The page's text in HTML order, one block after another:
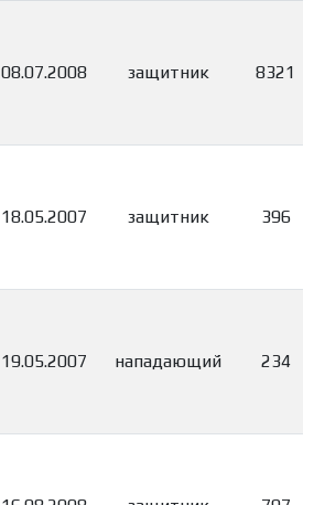
08.07.2008 защитник 8321
18.05.2007 защитник 396
19.05.2007 нападающий 234